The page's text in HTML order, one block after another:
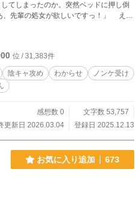
てしまったのか。突然ベッドに押し倒
先輩の処女が欲しいですっ！」 え、
なに？ 「先輩のこと考えて毎日オナニ
まい、おまけにアナルをいじられ
まんこ、俺の指に絡みついてますよ
だよ！ 俺は男でノンケだっ！ で
、ズコズコピストンされて……だめ
「これってレイプだよな？」と気づ
はこれから、俺の生ちんぽで諒真さんを
お嫁さんって何！？ そんなの絶対お
！ 作者本人によるキャラの挿絵もあり
ノベルズ、pixivなどほかのサイトにも
ました。 ★2026.02.28→第二章（完結
位 / 31,383件
陰キャ攻め わからせ
ノンケ受け
感想数 0
文字数 53,757
更新日 2026.03.04
登録日 2025.12.13
お気に入り追加 673